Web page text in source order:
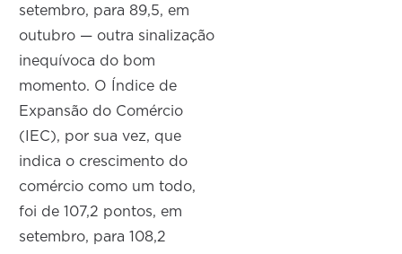
setembro, para 89,5, em
outubro — outra sinalização
inequívoca do bom
momento. O Índice de
Expansão do Comércio
(IEC), por sua vez, que
indica o crescimento do
comércio como um todo,
foi de 107,2 pontos, em
setembro, para 108,2